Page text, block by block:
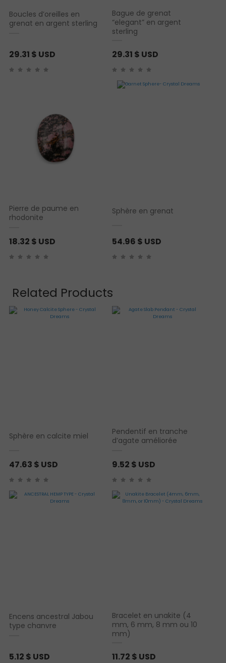
Boucles d’oreilles en
grenat en argent sterling
29.31 $ USD
Bague de grenat
“elegant” en argent
sterling
29.31 $ USD
Pierre de paume en
rhodonite
18.32 $ USD
Sphère en grenat
54.96 $ USD
Related Products
Sphère en calcite miel
47.63 $ USD
Pendentif en tranche
d’agate améliorée
9.52 $ USD
Encens ancestral Jabou
type chanvre
5.12 $ USD
Bracelet en unakite (4
mm, 6 mm, 8 mm ou 10
mm)
11.72 $ USD